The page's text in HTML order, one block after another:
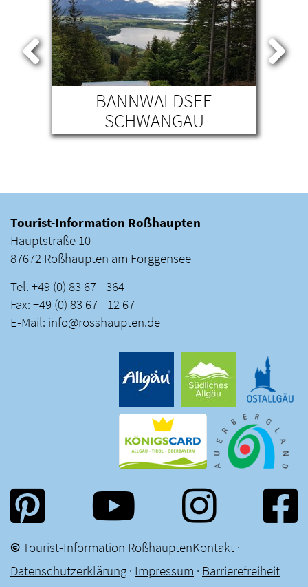
BANNWALDSEE
SCHWANGAU
Tourist-Information Roßhaupten
Hauptstraße 10
87672 Roßhaupten am Forggensee
Tel. +49 (0) 83 67 - 364
Fax: +49 (0) 83 67 - 12 67
E-Mail: info@rosshaupten.de
©Tourist-Information RoßhauptenKontakt ·
Datenschutzerklärung · Impressum · Barrierefreiheit